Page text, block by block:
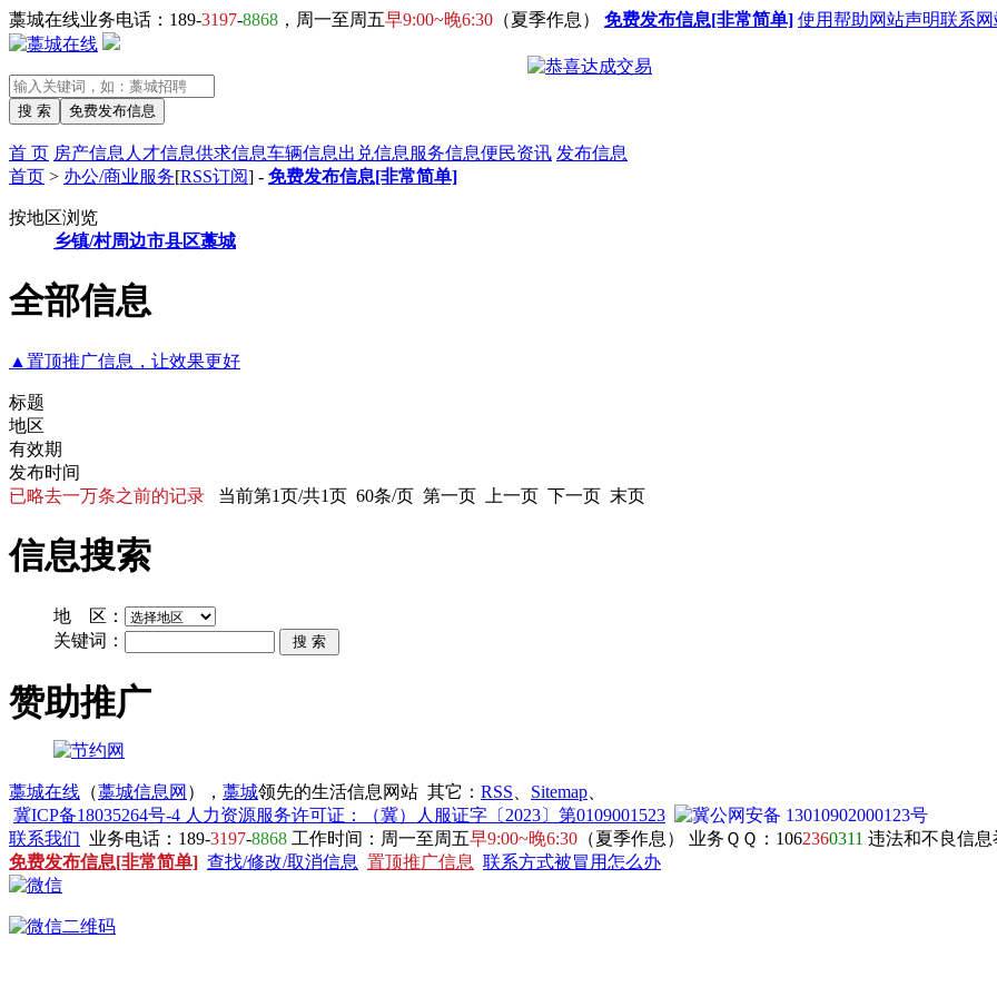
藁城在线业务电话：189-3197-8868 ，周一至周五早9:00~晚6:30 （夏季作息） 免费发布信息[非常简单] 使用帮助网站声明联系网
首 页 房产信息 人才信息供求信息车辆信息出兑信息 服务信息便民资讯 发布信息
首页 > 办公/商业服务[RSS订阅] - 免费发布信息[非常简单]
按地区浏览
乡镇/村周边市县区藁城
全部信息
▲置顶推广信息，让效果更好
标题
地区
有效期
发布时间
已略去一万条之前的记录
当前第1页/共1页 60条/页 第一页 上一页 下一页 末页
信息搜索
地 区：
关键词：
赞助推广
藁城在线 （藁城信息网 ）， 藁城领先的生活信息网站 其它： RSS Sitemap
冀ICP备18035264号-4 人力资源服务许可证：（冀）人服证字〔2023〕第0109001523
冀公网安备 13010902000123号
联系我们 业务电话：189-3197-8868 工作时间：周一至周五早9:00~晚6:30 （夏季作息） 业务ＱＱ：1062360311 违法和不良信息
免费发布信息[非常简单] 查找/修改/取消信息 置顶推广信息 联系方式被冒用怎么办